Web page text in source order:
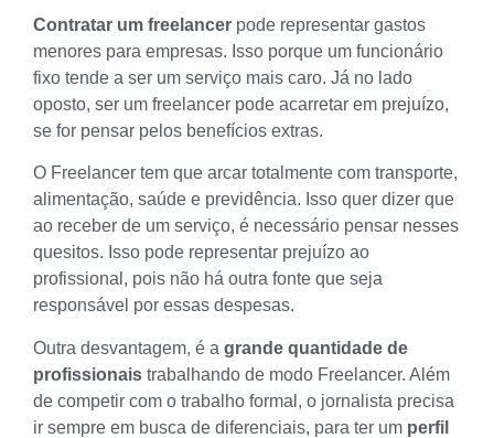
Contratar um freelancer pode representar gastos
menores para empresas. Isso porque um funcionário
fixo tende a ser um serviço mais caro. Já no lado
oposto, ser um freelancer pode acarretar em prejuízo,
se for pensar pelos benefícios extras.
O Freelancer tem que arcar totalmente com transporte,
alimentação, saúde e previdência. Isso quer dizer que
ao receber de um serviço, é necessário pensar nesses
quesitos. Isso pode representar prejuízo ao
profissional, pois não há outra fonte que seja
responsável por essas despesas.
Outra desvantagem, é a grande quantidade de
profissionais trabalhando de modo Freelancer. Além
de competir com o trabalho formal, o jornalista precisa
ir sempre em busca de diferenciais, para ter um perfil